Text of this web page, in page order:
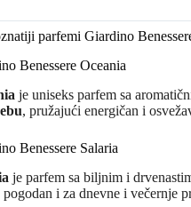
parfemi Giardino
Benessere Oceania
je uniseks parfem sa
, pružajući energičan i
Benessere Salaria
je parfem sa biljnim i
pogodan i za dnevne i večernje